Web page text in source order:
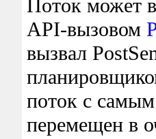
Поток может
API-вызовом
вызвал
поток с
перемещен в